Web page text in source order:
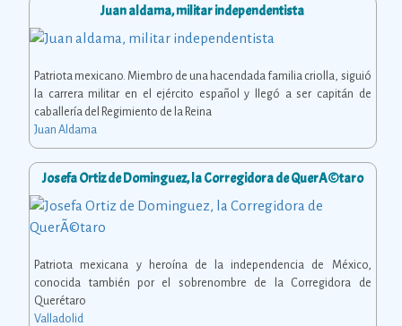
Juan aldama, militar independentista
Patriota mexicano. Miembro de una hacendada familia criolla, siguió
la carrera militar en el ejército español y llegó a ser capitán de
caballería del Regimiento de la Reina
Juan Aldama
Josefa Ortiz de Dominguez, la Corregidora de QuerÃ©taro
Patriota mexicana y heroína de la independencia de México,
conocida también por el sobrenombre de la Corregidora de
Querétaro
Valladolid